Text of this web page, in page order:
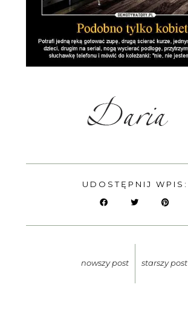
UDOSTĘPNIJ WPIS:
nowszy post starszy post